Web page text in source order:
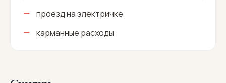
проезд на электричке
карманные расходы